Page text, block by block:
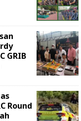
GRIB
Round